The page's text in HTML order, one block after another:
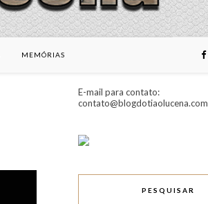
MEMÓRIAS
E-mail para contato:
contato@blogdotiaolucena.com
PESQUISAR